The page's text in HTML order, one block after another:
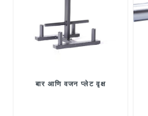
बार आणि वजन प्लेट वृक्ष